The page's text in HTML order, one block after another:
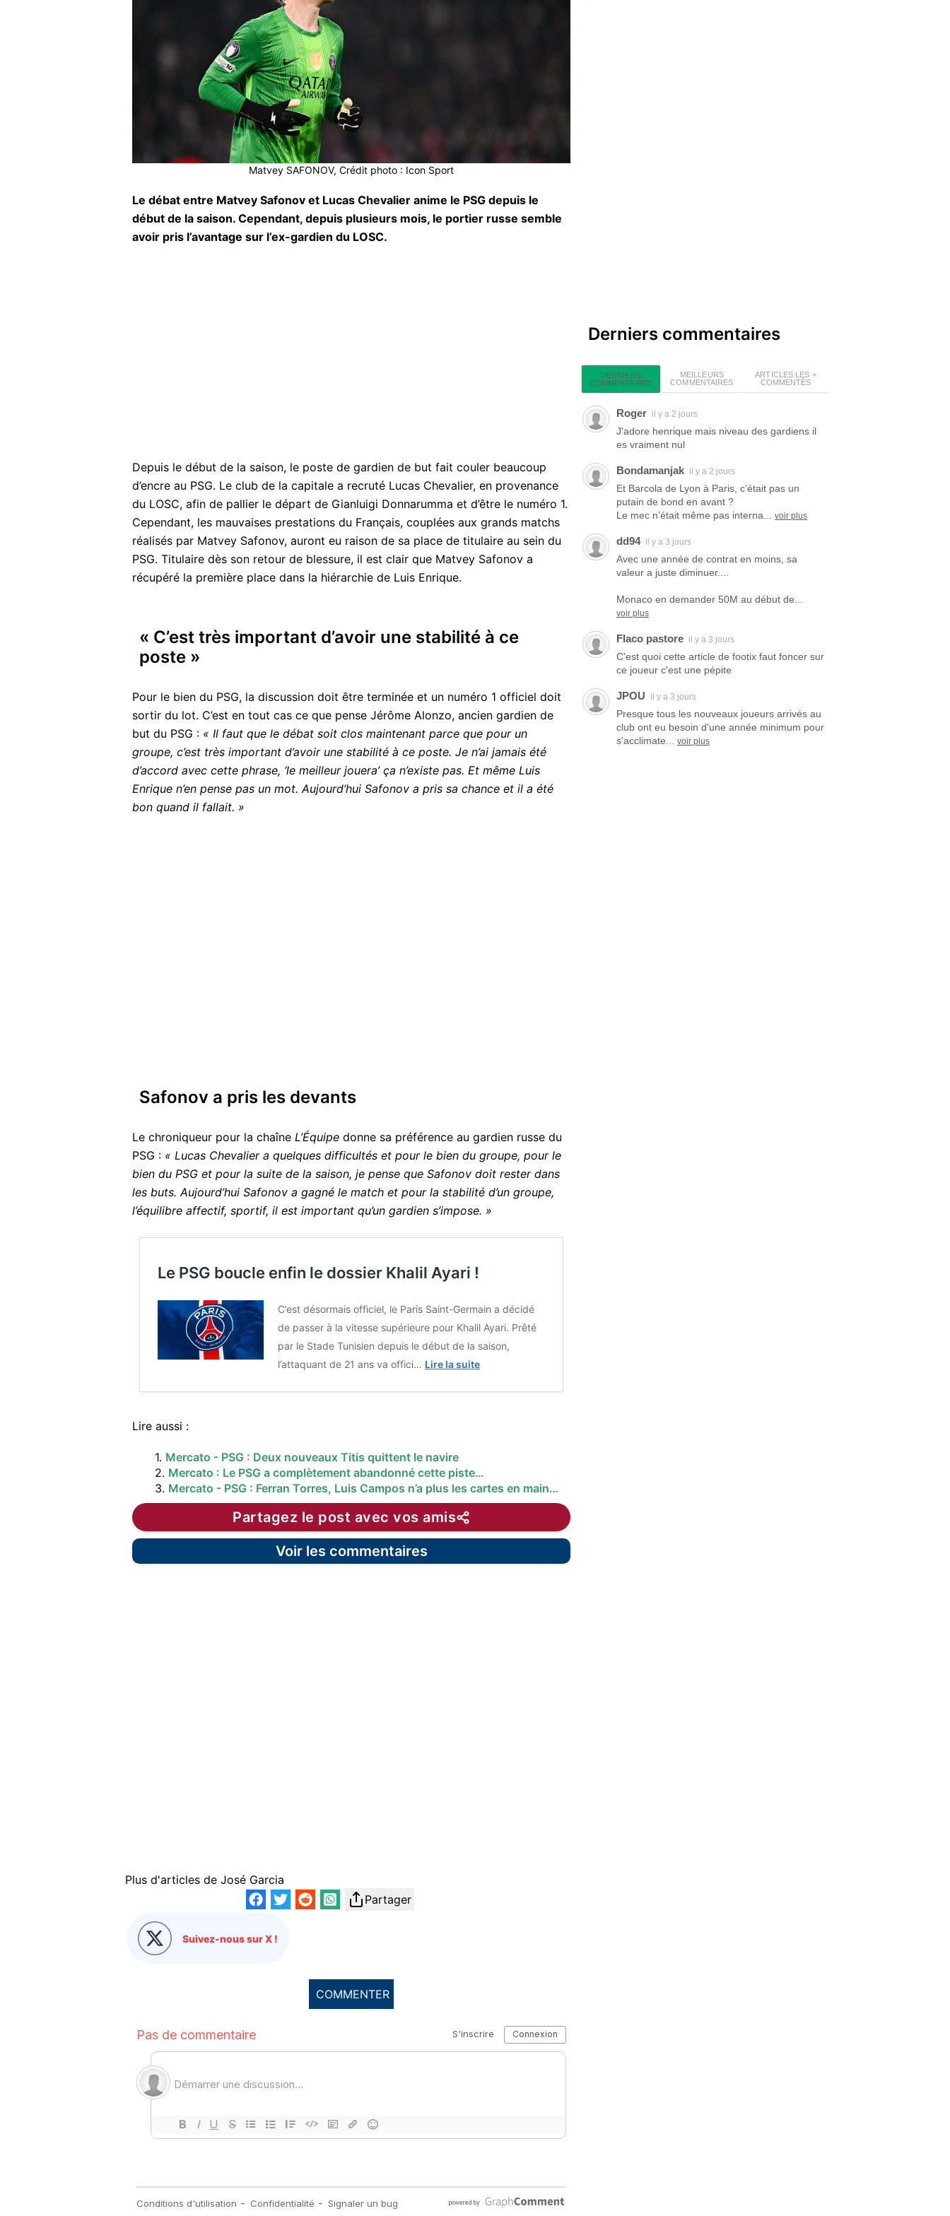
Matvey SAFONOV, Crédit photo : Icon Sport
Le débat entre Matvey Safonov et Lucas Chevalier anime le PSG depuis le
début de la saison. Cependant, depuis plusieurs mois, le portier russe semble
avoir pris l’avantage sur l’ex-gardien du LOSC.
Depuis le début de la saison, le poste de gardien de but fait couler beaucoup
d’encre au PSG. Le club de la capitale a recruté Lucas Chevalier, en provenance
du LOSC, afin de pallier le départ de Gianluigi Donnarumma et d’être le numéro 1.
Cependant, les mauvaises prestations du Français, couplées aux grands matchs
réalisés par Matvey Safonov, auront eu raison de sa place de titulaire au sein du
PSG. Titulaire dès son retour de blessure, il est clair que Matvey Safonov a
récupéré la première place dans la hiérarchie de Luis Enrique.
« C’est très important d’avoir une stabilité à ce
poste »
Pour le bien du PSG, la discussion doit être terminée et un numéro 1 officiel doit
sortir du lot. C’est en tout cas ce que pense Jérôme Alonzo, ancien gardien de
but du PSG : « Il faut que le débat soit clos maintenant parce que pour un
groupe, c’est très important d’avoir une stabilité à ce poste. Je n’ai jamais été
d’accord avec cette phrase, ‘le meilleur jouera’ ça n’existe pas. Et même Luis
Enrique n’en pense pas un mot. Aujourd’hui Safonov a pris sa chance et il a été
bon quand il fallait. »
Safonov a pris les devants
Le chroniqueur pour la chaîne L’Équipe donne sa préférence au gardien russe du
PSG : « Lucas Chevalier a quelques difficultés et pour le bien du groupe, pour le
bien du PSG et pour la suite de la saison, je pense que Safonov doit rester dans
les buts. Aujourd’hui Safonov a gagné le match et pour la stabilité d’un groupe,
l’équilibre affectif, sportif, il est important qu’un gardien s’impose. »
Le PSG boucle enfin le dossier Khalil Ayari !
C’est désormais officiel, le Paris Saint-Germain a décidé
de passer à la vitesse supérieure pour Khalil Ayari. Prêté
par le Stade Tunisien depuis le début de la saison,
l’attaquant de 21 ans va offici… Lire la suite
Lire aussi :
1. Mercato - PSG : Deux nouveaux Titis quittent le navire
2. Mercato : Le PSG a complètement abandonné cette piste…
3. Mercato - PSG : Ferran Torres, Luis Campos n’a plus les cartes en main…
Partagez le post avec vos amis
Voir les commentaires
Plus d'articles de José Garcia
Partager
Suivez-nous sur X !
COMMENTER
Derniers commentaires
DERNIERS
COMMENTAIRES
MEILLEURS
COMMENTAIRES
ARTICLES LES +
COMMENTÉS
Roger il y a 2 jours
J'adore henrique mais niveau des gardiens il
es vraiment nul
Bondamanjak il y a 2 jours
Et Barcola de Lyon à Paris, c’était pas un
putain de bond en avant ?
Le mec n’était même pas interna...
voir plus
dd94 il y a 3 jours
Avec une année de contrat en moins, sa
valeur a juste diminuer....
Monaco en demander 50M au début de...
voir plus
Flaco pastore il y a 3 jours
C'est quoi cette article de footix faut foncer sur
ce joueur c'est une pépite
JPOU il y a 3 jours
Presque tous les nouveaux joueurs arrivés au
club ont eu besoin d'une année minimum pour
s'acclimate...
voir plus